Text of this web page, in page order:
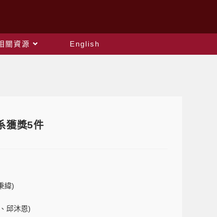
關資源 English
獲獎5件
緯)
邱沐恩)